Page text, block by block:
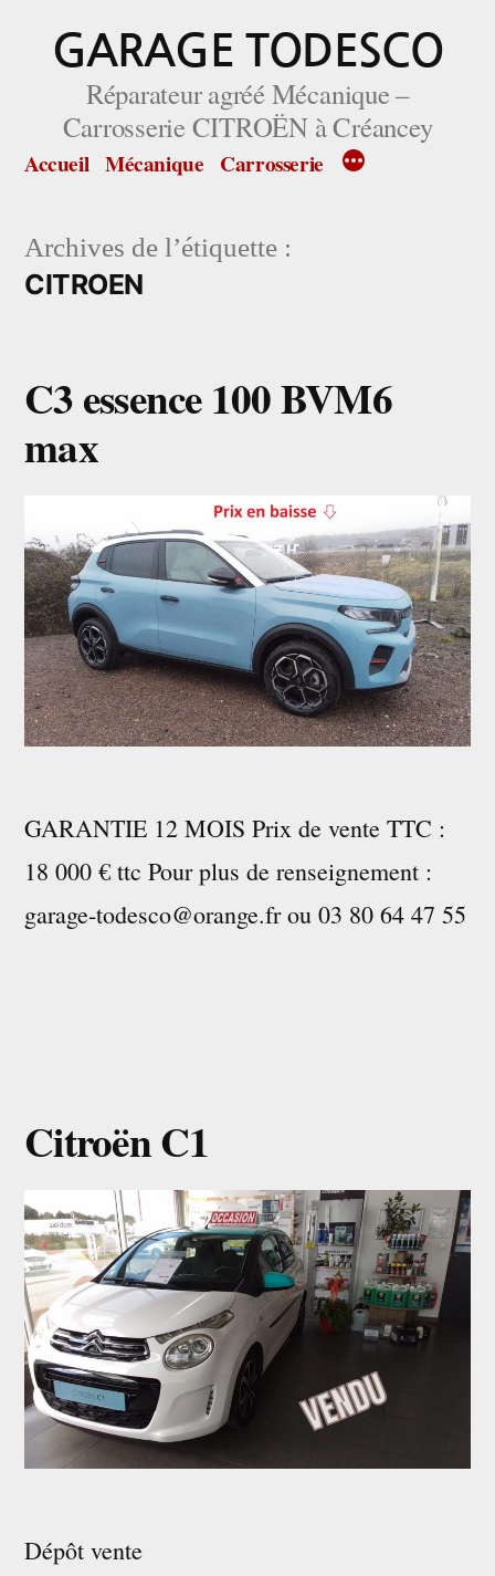
GARAGE TODESCO
Réparateur agréé Mécanique –
Carrosserie CITROËN à Créancey
Accueil Mécanique Carrosserie
Archives de l’étiquette :
CITROEN
C3 essence 100 BVM6
max
GARANTIE 12 MOIS Prix de vente TTC :
18 000 € ttc Pour plus de renseignement :
garage-todesco@orange.fr ou 03 80 64 47 55
Citroën C1
Dépôt vente